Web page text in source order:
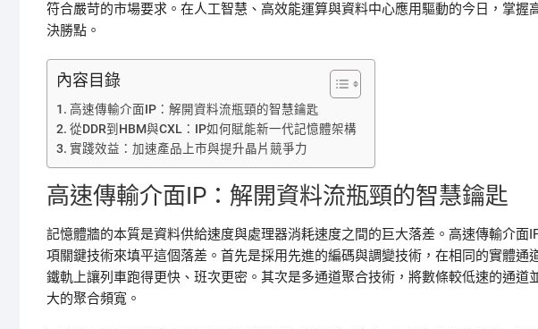
符合嚴苛的市場要求。在人工智慧、高效能運算與資料中心應用驅動的今日，掌握
決勝點。
內容目錄
高速傳輸介面IP：解開資料流瓶頸的智慧鑰匙
從DDR到HBM與CXL：IP如何賦能新一代記憶體架構
實踐效益：加速產品上市與提升晶片競爭力
高速傳輸介面IP：解開資料流瓶頸的智慧鑰匙
記憶體牆的本質是資料供給速度與處理器消耗速度之間的巨大落差。高速傳輸介面
項關鍵技術來填平這個落差。首先是採用先進的編碼與調變技術，在相同的實體通
鐵軌上讓列車跑得更快、班次更密。其次是多通道聚合技術，將數條較低速的通道
大的聚合頻寬。